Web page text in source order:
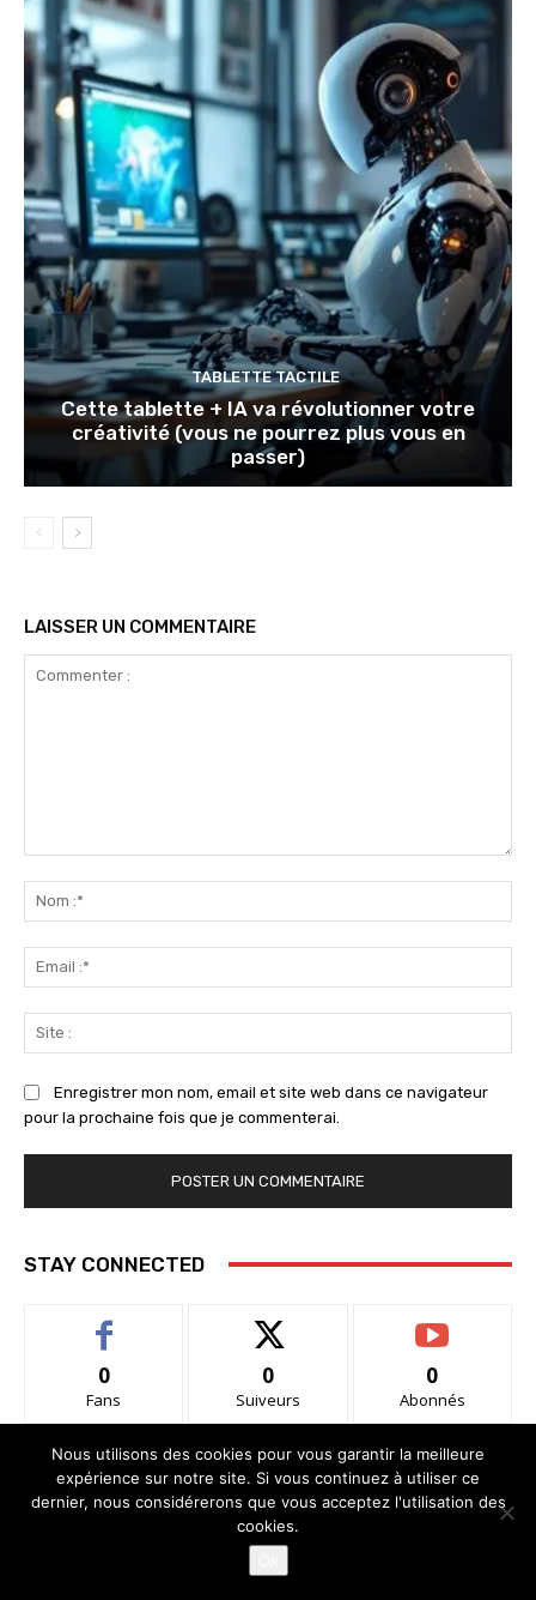
TABLETTE TACTILE
Cette tablette + IA va révolutionner votre
créativité (vous ne pourrez plus vous en
passer)
LAISSER UN COMMENTAIRE
:*
:*
:
Enregistrer mon nom, email et site web dans ce navigateur
pour la prochaine fois que je commenterai.
STAY CONNECTED
0
Fans
0
Suiveurs
0
Abonnés
- Advertisement -
Nous utilisons des cookies pour vous garantir la meilleure
expérience sur notre site. Si vous continuez à utiliser ce
dernier, nous considérerons que vous acceptez l'utilisation des
cookies.